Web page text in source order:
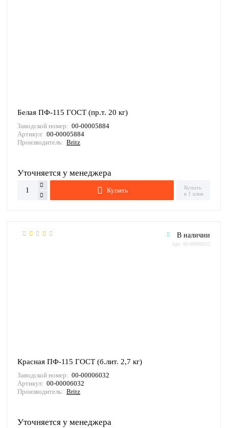
Белая ПФ-115 ГОСТ (пр.т. 20 кг)
Заводской номер: 00-00005884
Артикул: 00-00005884
Производитель: Britz
Уточняется у менеджера
Купить
Купить
в 1 клик
В наличии
Арт: 00-00006032
Красная ПФ-115 ГОСТ (б.лит. 2,7 кг)
Заводской номер: 00-00006032
Артикул: 00-00006032
Производитель: Britz
Уточняется у менеджера